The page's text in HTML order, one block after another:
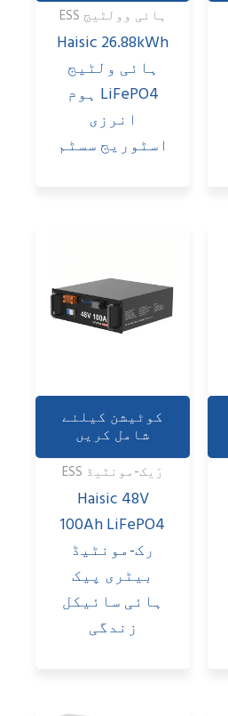
ہائی وولٹیج ESS
Haisic 26.88kWh
ہائی ولٹیج
LiFePO4 ہوم
انرزی
اسٹوریج سسٹم
کوٹیشن کیلئے
شامل کریں
رَیک-مونٹیڈ ESS
Haisic 48V
100Ah LiFePO4
رک-مونٹیڈ
بیٹری پیک
ہائی سائیکل
زندگی